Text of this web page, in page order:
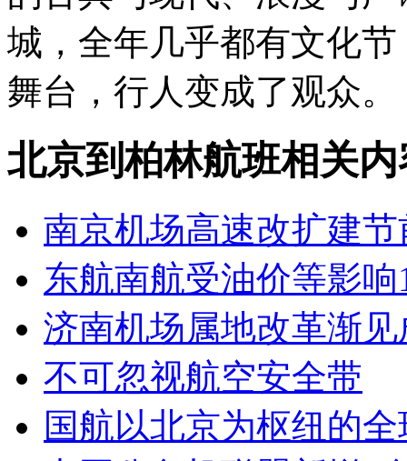
城，全年几乎都有文化
舞台，行人变成了观众。
北京到柏林航班相关内
南京机场高速改扩建
东航南航受油价等影
济南机场属地改革渐
不可忽视航空安全带
国航以北京为枢纽的